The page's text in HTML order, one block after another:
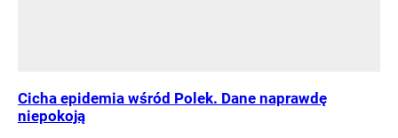
Cicha epidemia wśród Polek. Dane naprawdę
niepokoją